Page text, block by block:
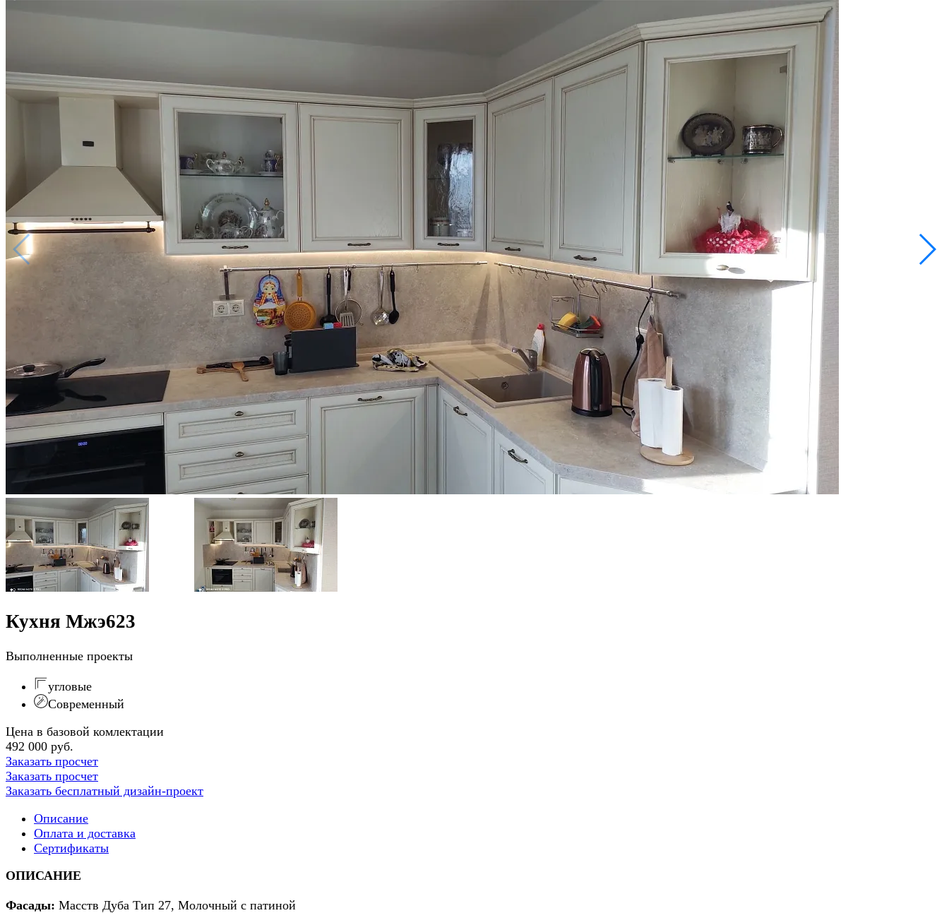
Кухня Мжэ623
Выполненные проекты
угловые
Современный
Цена в базовой комлектации
492 000 руб.
Заказать просчет
Заказать просчет
Заказать бесплатный дизайн-проект
Описание
Оплата и доставка
Сертификаты
ОПИСАНИЕ
Фасады: Масств Дуба Тип 27, Молочный с патиной